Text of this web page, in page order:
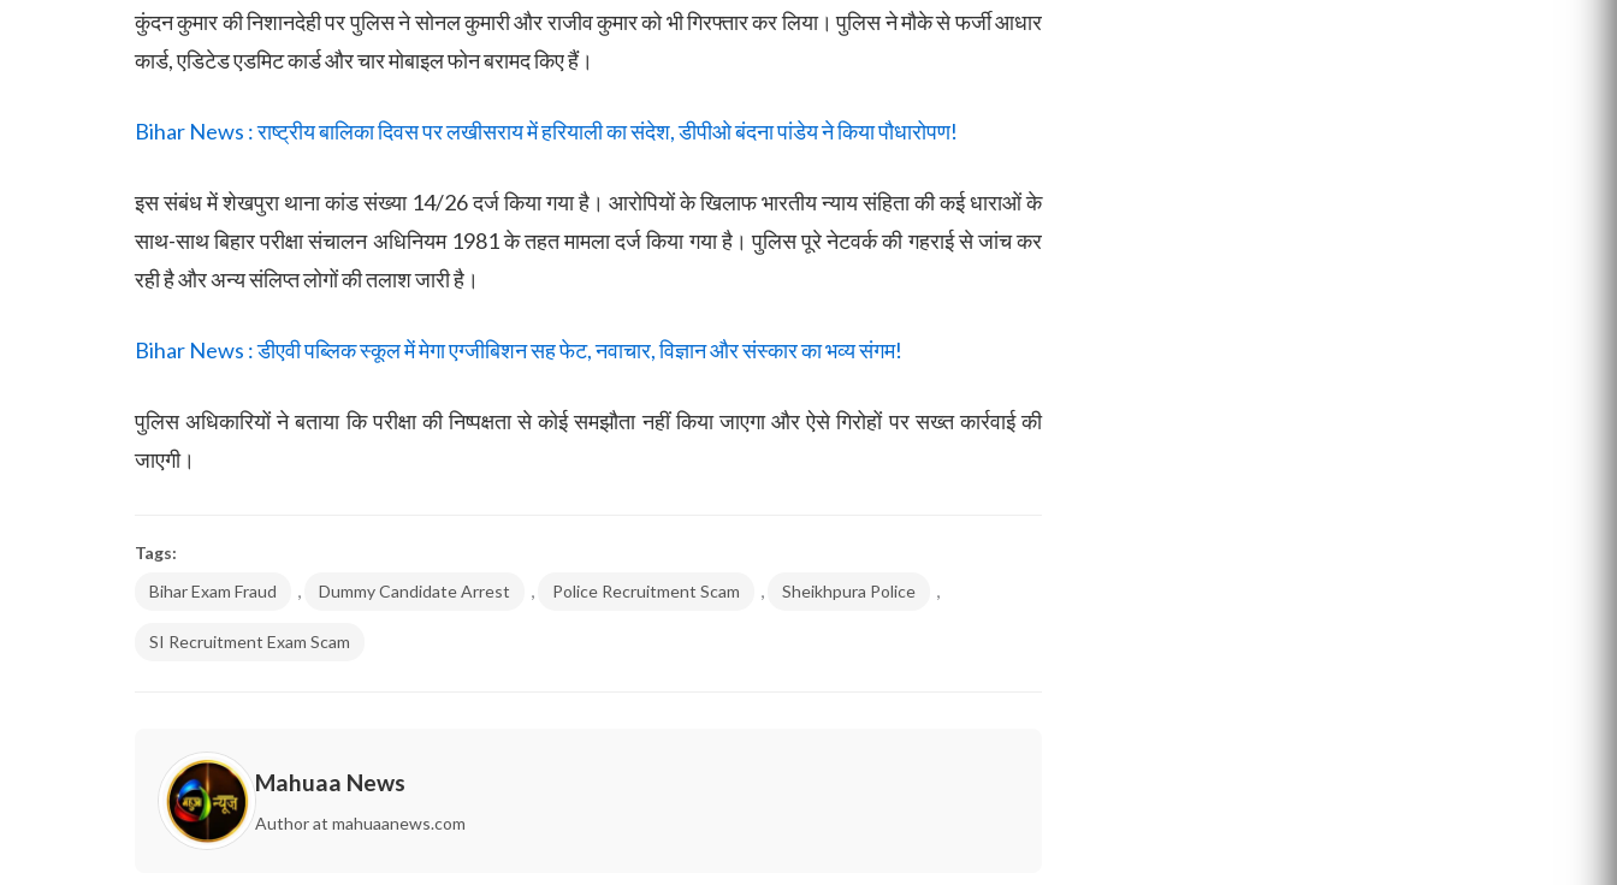
कुंदन कुमार की निशानदेही पर पुलिस ने सोनल कुमारी और राजीव कुमार को भी गिरफ्तार कर लिया। पुलिस ने मौके से फर्जी आधार
कार्ड, एडिटेड एडमिट कार्ड और चार मोबाइल फोन बरामद किए हैं।
Bihar News : राष्ट्रीय बालिका दिवस पर लखीसराय में हरियाली का संदेश, डीपीओ बंदना पांडेय ने किया पौधारोपण!
इस संबंध में शेखपुरा थाना कांड संख्या 14/26 दर्ज किया गया है। आरोपियों के खिलाफ भारतीय न्याय संहिता की कई धाराओं के
साथ-साथ बिहार परीक्षा संचालन अधिनियम 1981 के तहत मामला दर्ज किया गया है। पुलिस पूरे नेटवर्क की गहराई से जांच कर
रही है और अन्य संलिप्त लोगों की तलाश जारी है।
Bihar News : डीएवी पब्लिक स्कूल में मेगा एग्जीबिशन सह फेट, नवाचार, विज्ञान और संस्कार का भव्य संगम!
पुलिस अधिकारियों ने बताया कि परीक्षा की निष्पक्षता से कोई समझौता नहीं किया जाएगा और ऐसे गिरोहों पर सख्त कार्रवाई की
जाएगी।
Tags:
Bihar Exam Fraud
, Dummy Candidate Arrest , Police Recruitment Scam , Sheikhpura Police ,
SI Recruitment Exam Scam
Mahuaa News
Author at mahuaanews.com